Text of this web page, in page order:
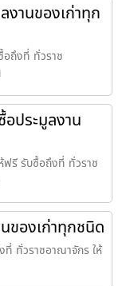
งานของเก่าทุก
อถึงที่ ทั่วราช
ประมูลงาน
ฟรี รับซื้อถึงที่ ทั่วราช
ของเก่าทุกชนิด
ที่ ทั่วราชอาณาจักร ให้